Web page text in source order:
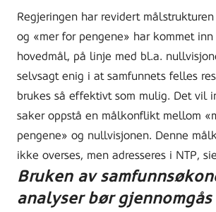
Regjeringen har revidert
og «mer for pengene» har kommet
hovedmål, på linje med bl.a.
selvsagt enig i at samfunnets felles
brukes så effektivt som mulig. Det vil
saker oppstå en målkonflikt mellom
pengene» og nullvisjonen. Denne
ikke overses, men adresseres i NTP,
Bruken av
analyser bør gjennomgås